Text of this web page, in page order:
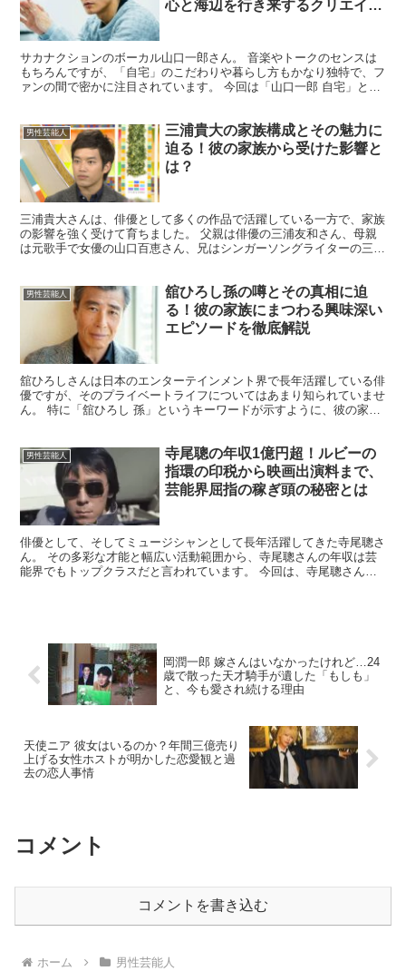
心と海辺を行き来するクリエイタ
サカナクションのボーカル山口一郎さん。 音楽やトークのセンスは
もちろんですが、「自宅」のこだわりや暮らし方もかなり独特で、フ
ァンの間で密かに注目されています。 今回は「山口一郎 自宅」とい
男性芸能人
三浦貴大の家族構成とその魅力に
迫る！彼の家族から受けた影響と
は？
三浦貴大さんは、俳優として多くの作品で活躍している一方で、家族
の影響を強く受けて育ちました。 父親は俳優の三浦友和さん、母親
は元歌手で女優の山口百恵さん、兄はシンガーソングライターの三浦
男性芸能人
舘ひろし孫の噂とその真相に迫
る！彼の家族にまつわる興味深い
エピソードを徹底解説
舘ひろしさんは日本のエンターテインメント界で長年活躍している俳
優ですが、そのプライベートライフについてはあまり知られていませ
ん。 特に「舘ひろし 孫」というキーワードが示すように、彼の家族
男性芸能人
寺尾聰の年収1億円超！ルビーの
指環の印税から映画出演料まで、
芸能界屈指の稼ぎ頭の秘密とは
俳優として、そしてミュージシャンとして長年活躍してきた寺尾聰さ
ん。 その多彩な才能と幅広い活動範囲から、寺尾聰さんの年収は芸
能界でもトップクラスだと言われています。 今回は、寺尾聰さんの
岡潤一郎 嫁さんはいなかったけれど…24
歳で散った天才騎手が遺した「もしも」
と、今も愛され続ける理由
天使ニア 彼女はいるのか？年間三億売り
上げる女性ホストが明かした恋愛観と過
去の恋人事情
コメント
コメントを書き込む
ホーム 男性芸能人